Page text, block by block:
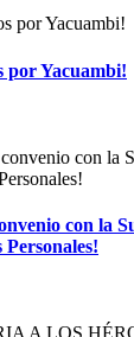
por Yacuambi!
con la